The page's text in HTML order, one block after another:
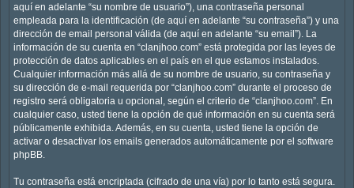
aquí en adelante “su nombre de usuario”), una contraseña personal
empleada para la identificación (de aquí en adelante “su contraseña”) y una
dirección de email personal válida (de aquí en adelante “su email”). La
información de su cuenta en “clanjhoo.com” está protegida por las leyes de
protección de datos aplicables en el país en el que estamos instalados.
Cualquier información más allá de su nombre de usuario, su contraseña y
su dirección de e-mail requerida por “clanjhoo.com” durante el proceso de
registro será obligatoria u opcional, según el criterio de “clanjhoo.com”. En
cualquier caso, usted tiene la opción de qué información en su cuenta será
públicamente exhibida. Además, en su cuenta, usted tiene la opción de
activar o desactivar los emails generados automáticamente por el software
phpBB.
Tu contraseña está encriptada (cifrado de una vía) por lo tanto está segura.